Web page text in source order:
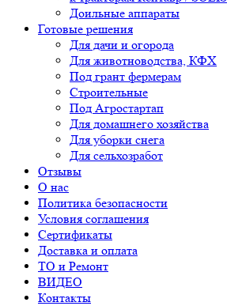
Доильные аппараты
Готовые решения
Для дачи и огорода
Для животноводства, КФХ
Под грант фермерам
Строительные
Под Агростартап
Для домашнего хозяйства
Для уборки снега
Для сельхозработ
Отзывы
О нас
Политика безопасности
Условия соглашения
Сертификаты
Доставка и оплата
ТО и Ремонт
ВИДЕО
Контакты